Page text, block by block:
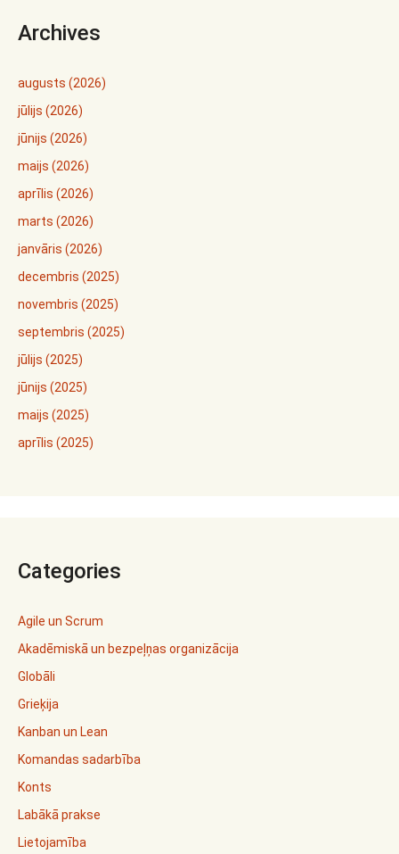
Archives
augusts (2026)
jūlijs (2026)
jūnijs (2026)
maijs (2026)
aprīlis (2026)
marts (2026)
janvāris (2026)
decembris (2025)
novembris (2025)
septembris (2025)
jūlijs (2025)
jūnijs (2025)
maijs (2025)
aprīlis (2025)
Categories
Agile un Scrum
Akadēmiskā un bezpeļņas organizācija
Globāli
Grieķija
Kanban un Lean
Komandas sadarbība
Konts
Labākā prakse
Lietojamība